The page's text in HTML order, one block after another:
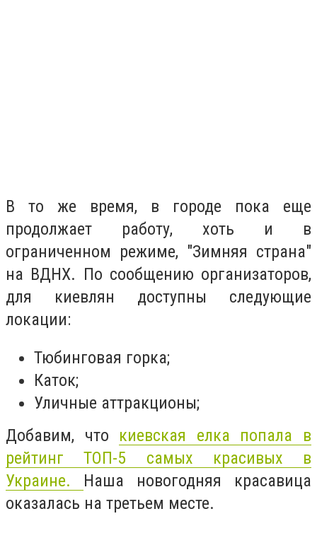
В то же время, в городе пока еще
продолжает работу, хоть и в
ограниченном режиме, "Зимняя страна"
на ВДНХ. По сообщению организаторов,
для киевлян доступны следующие
локации:
Тюбинговая горка;
Каток;
Уличные аттракционы;
Добавим, что киевская елка попала в
рейтинг ТОП-5 самых красивых в
Украине. Наша новогодняя красавица
оказалась на третьем месте.